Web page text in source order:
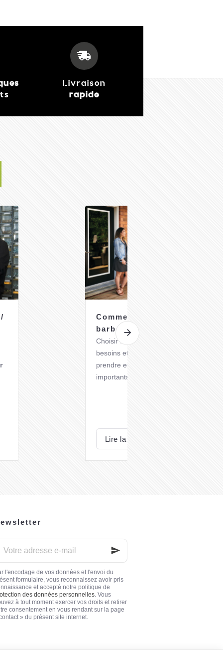
Livraison
rapide
Comment choisir son
barbecue au gaz ?
Choisir un barbecue à gaz
besoins et préférences nécessite de
prendre en compte plusieurs critères
importants.
Lire la suite
l'encodage de vos données et l'envoi du
formulaire, vous reconnaissez avoir pris
et accepté notre politique de
des données personnelles. Vous
à tout moment exercer vos droits et retirer
consentement en vous rendant sur la page
» du présent site internet.